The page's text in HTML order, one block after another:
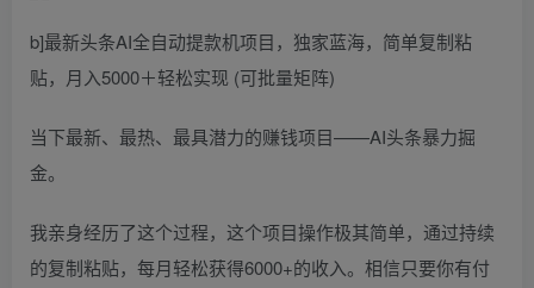
b]最新头条AI全自动提款机项目，独家蓝海，简单复制粘
贴，月入5000＋轻松实现 (可批量矩阵)
当下最新、最热、最具潜力的赚钱项目——AI头条暴力掘
金。
我亲身经历了这个过程，这个项目操作极其简单，通过持续
的复制粘贴，每月轻松获得6000+的收入。相信只要你有付